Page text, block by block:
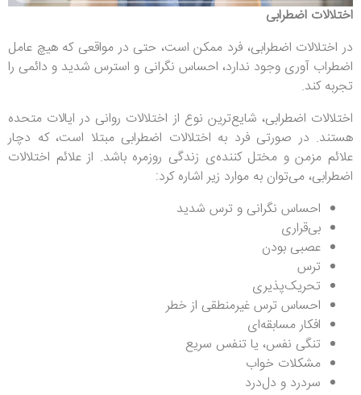
اختلالات اضطرابی
در اختلالات اضطرابی، فرد ممکن است، حتی در مواقعی که هیچ عامل
اضطراب آوری وجود ندارد، احساس نگرانی و استرس شدید و دائمی را
تجربه کند.
اختلالات اضطرابی، شایع‌ترین نوع از اختلالات روانی در ایالات متحده
هستند. در صورتی فرد به اختلالات اضطرابی مبتلا است، که دچار
علائم مزمن و مختل کننده‌ی زندگی روزمره باشد. از علائم اختلالات
اضطرابی، می‌توان به موارد زیر اشاره کرد:
احساس نگرانی و ترس شدید
بی‌قراری
عصبی بودن
ترس
تحریک‌پذیری
احساس ترس غیرمنطقی از خطر
افکار مسابقه‌ای
تنگی نفس، یا تنفس سریع
مشکلات خواب
سردرد و دل‌درد